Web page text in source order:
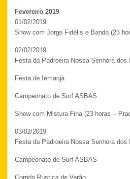
Fevereiro 2019
01/02/2019
Show com Jorge Fidélis e Banda (23
02/02/2019
Festa da Padroeira Nossa Senhora dos
Festa de Iemanjá
Campeonato de Surf ASBAS
Show com Mistura Fina (23 horas –
03/02/2019
Festa da Padroeira Nossa Senhora dos
Campeonato de Surf ASBAS
Corrida Rústica de Verão